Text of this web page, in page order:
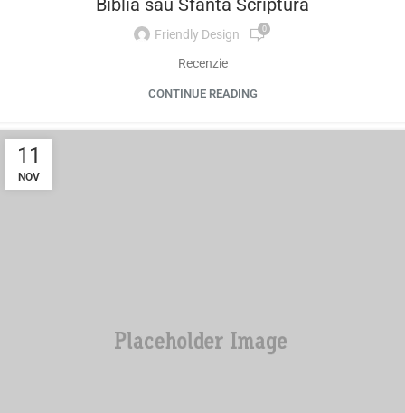
Biblia sau Sfanta Scriptura
Friendly Design 0
Recenzie
CONTINUE READING
11
NOV